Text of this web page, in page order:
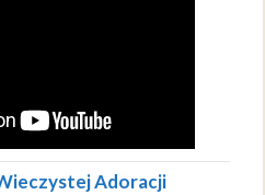
Adoracji